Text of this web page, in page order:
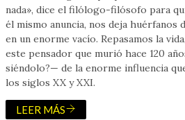
nada», dice el filólogo-filósofo para
él mismo anuncia, nos deja huérfanos
en un enorme vacío. Repasamos la
este pensador que murió hace 120
siéndolo?— de la enorme influencia
los siglos XX y XXI.
LEER MÁS